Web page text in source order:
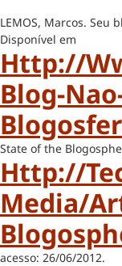
LEMOS, Marcos. Seu
Disponível em
Http://
Blog-
State of the
Http://
Media/
acesso: 26/06/2012.